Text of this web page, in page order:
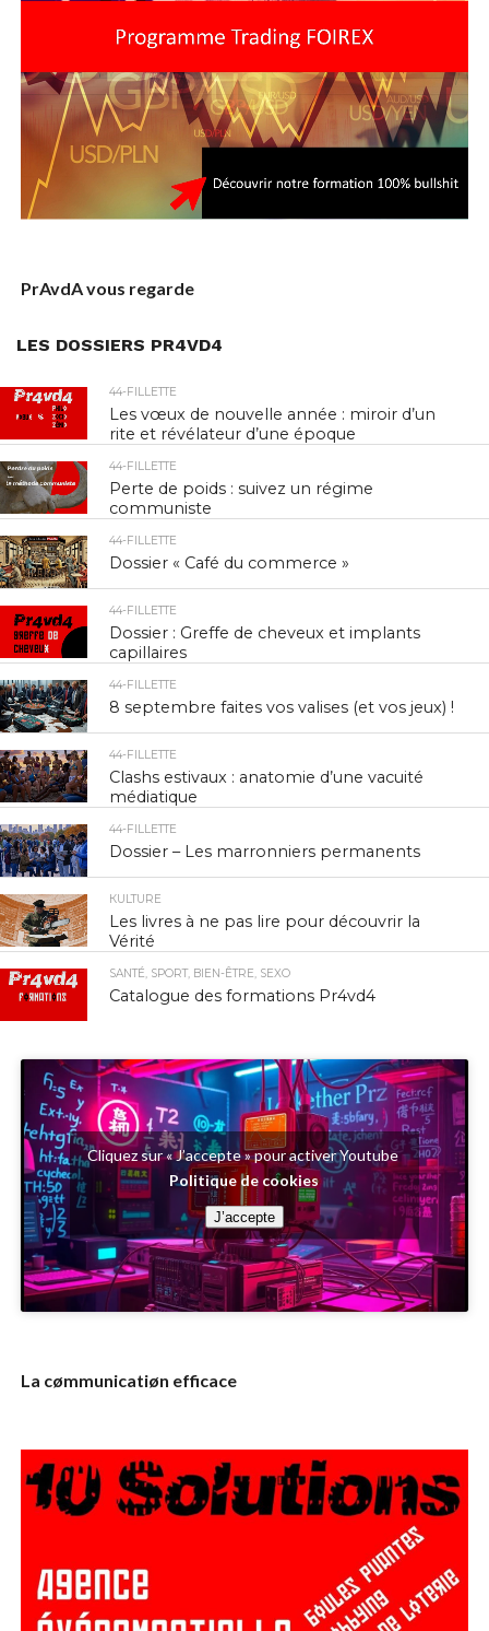
PrAvdA vous regarde
LES DOSSIERS PR4VD4
44-FILLETTE
Les vœux de nouvelle année : miroir d’un
rite et révélateur d’une époque
44-FILLETTE
Perte de poids : suivez un régime
communiste
44-FILLETTE
Dossier « Café du commerce »
44-FILLETTE
Dossier : Greffe de cheveux et implants
capillaires
44-FILLETTE
8 septembre faites vos valises (et vos jeux) !
44-FILLETTE
Clashs estivaux : anatomie d’une vacuité
médiatique
44-FILLETTE
Dossier – Les marronniers permanents
КULTURE
Les livres à ne pas lire pour découvrir la
Vérité
SANTÉ, SPORT, BIEN-ÊTRE, SEXO
Catalogue des formations Pr4vd4
Cliquez sur « J’accepte » pour activer Youtube
Politique de cookies
J’accepte
La cømmunicatiøn efficace